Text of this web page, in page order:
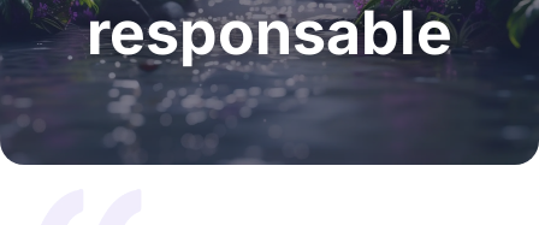
responsable